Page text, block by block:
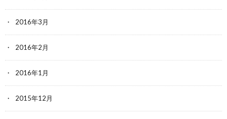
2016年3月
2016年2月
2016年1月
2015年12月